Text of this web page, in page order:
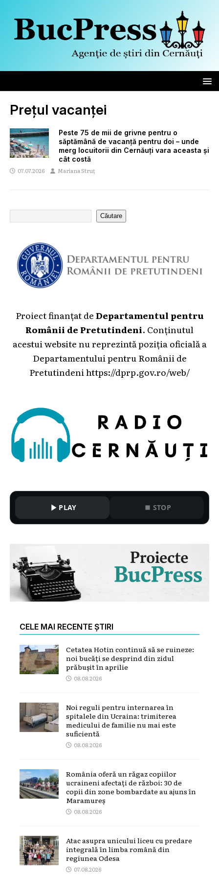
Prețul vacanței
Peste 75 de mii de grivne pentru o
săptămână de vacanță pentru doi – unde
merg locuitorii din Cernăuți vara aceasta și
cât costă
07.07.2026 Mariana Struț
Căutare
Proiect finanțat deDepartamentul pentru
Românii de Pretutindeni. Conținutul
acestui website nu reprezintă poziția oficială a
Departamentului pentru Românii de
Pretutindeni https://dprp.gov.ro/web/
PLAY STOP
CELE MAI RECENTE ȘTIRI
Cetatea Hotin continuă să se ruineze:
noi bucăți se desprind din zidul
prăbușit în aprilie
08.08.2026
Noi reguli pentru internarea în
spitalele din Ucraina: trimiterea
medicului de familie nu mai este
suficientă
08.08.2026
România oferă un răgaz copiilor
ucraineni afectați de război: 30 de
copii din zone bombardate au ajuns în
Maramureș
08.08.2026
Atac asupra unicului liceu cu predare
integrală în limba română din
regiunea Odesa
07.08.2026